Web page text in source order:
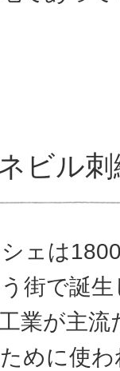
ビル
ェは
街で誕生
業が主
めに使わ